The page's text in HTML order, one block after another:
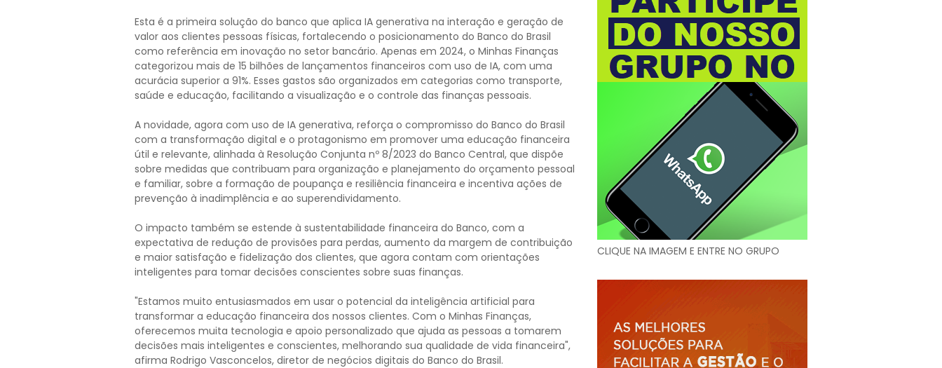
Esta é a primeira solução do banco que aplica IA generativa na interação e geração de
valor aos clientes pessoas físicas, fortalecendo o posicionamento do Banco do Brasil
como referência em inovação no setor bancário. Apenas em 2024, o Minhas Finanças
categorizou mais de 15 bilhões de lançamentos financeiros com uso de IA, com uma
acurácia superior a 91%. Esses gastos são organizados em categorias como transporte,
saúde e educação, facilitando a visualização e o controle das finanças pessoais.
A novidade, agora com uso de IA generativa, reforça o compromisso do Banco do Brasil
com a transformação digital e o protagonismo em promover uma educação financeira
útil e relevante, alinhada à Resolução Conjunta nº 8/2023 do Banco Central, que dispõe
sobre medidas que contribuam para organização e planejamento do orçamento pessoal
e familiar, sobre a formação de poupança e resiliência financeira e incentiva ações de
prevenção à inadimplência e ao superendividamento.
O impacto também se estende à sustentabilidade financeira do Banco, com a
expectativa de redução de provisões para perdas, aumento da margem de contribuição
e maior satisfação e fidelização dos clientes, que agora contam com orientações
inteligentes para tomar decisões conscientes sobre suas finanças.
"Estamos muito entusiasmados em usar o potencial da inteligência artificial para
transformar a educação financeira dos nossos clientes. Com o Minhas Finanças,
oferecemos muita tecnologia e apoio personalizado que ajuda as pessoas a tomarem
decisões mais inteligentes e conscientes, melhorando sua qualidade de vida financeira",
afirma Rodrigo Vasconcelos, diretor de negócios digitais do Banco do Brasil.
CLIQUE NA IMAGEM E ENTRE NO GRUPO